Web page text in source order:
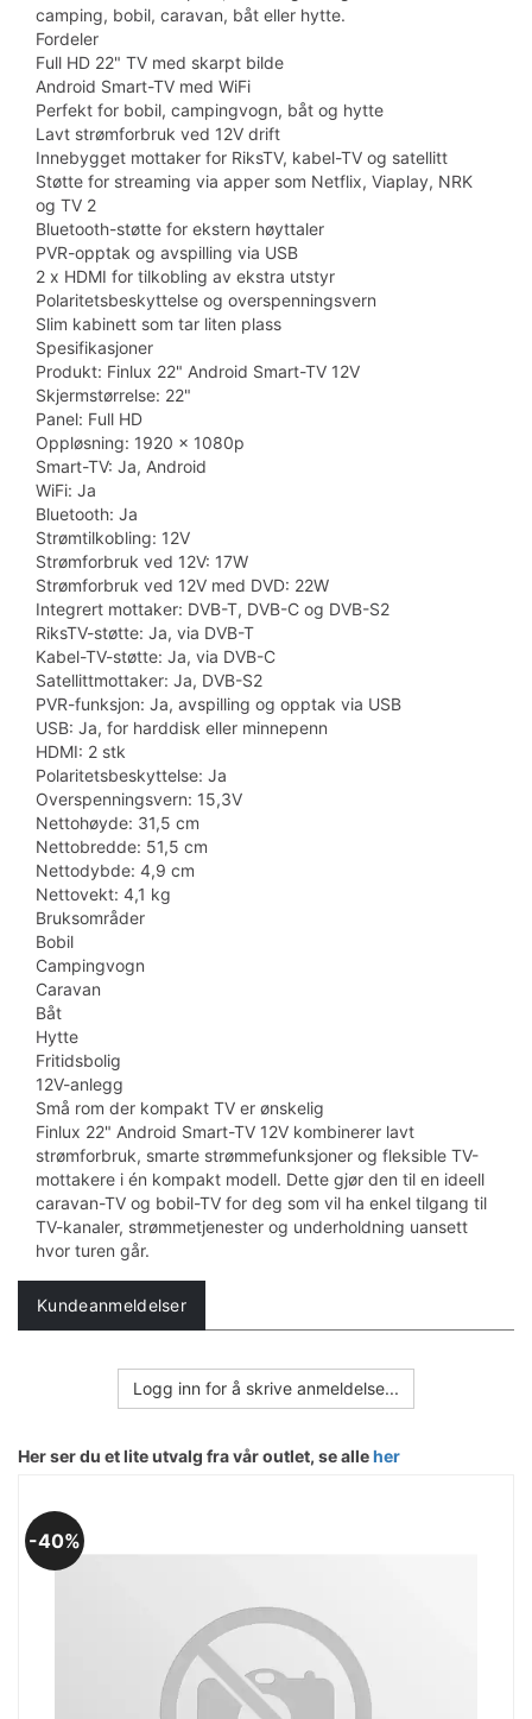
camping, bobil, caravan, båt eller hytte.
Fordeler
Full HD 22" TV med skarpt bilde
Android Smart-TV med WiFi
Perfekt for bobil, campingvogn, båt og hytte
Lavt strømforbruk ved 12V drift
Innebygget mottaker for RiksTV, kabel-TV og satellitt
Støtte for streaming via apper som Netflix, Viaplay, NRK
og TV 2
Bluetooth-støtte for ekstern høyttaler
PVR-opptak og avspilling via USB
2 x HDMI for tilkobling av ekstra utstyr
Polaritetsbeskyttelse og overspenningsvern
Slim kabinett som tar liten plass
Spesifikasjoner
Produkt: Finlux 22" Android Smart-TV 12V
Skjermstørrelse: 22"
Panel: Full HD
Oppløsning: 1920 x 1080p
Smart-TV: Ja, Android
WiFi: Ja
Bluetooth: Ja
Strømtilkobling: 12V
Strømforbruk ved 12V: 17W
Strømforbruk ved 12V med DVD: 22W
Integrert mottaker: DVB-T, DVB-C og DVB-S2
RiksTV-støtte: Ja, via DVB-T
Kabel-TV-støtte: Ja, via DVB-C
Satellittmottaker: Ja, DVB-S2
PVR-funksjon: Ja, avspilling og opptak via USB
USB: Ja, for harddisk eller minnepenn
HDMI: 2 stk
Polaritetsbeskyttelse: Ja
Overspenningsvern: 15,3V
Nettohøyde: 31,5 cm
Nettobredde: 51,5 cm
Nettodybde: 4,9 cm
Nettovekt: 4,1 kg
Bruksområder
Bobil
Campingvogn
Caravan
Båt
Hytte
Fritidsbolig
12V-anlegg
Små rom der kompakt TV er ønskelig
Finlux 22" Android Smart-TV 12V kombinerer lavt
strømforbruk, smarte strømmefunksjoner og fleksible TV-
mottakere i én kompakt modell. Dette gjør den til en ideell
caravan-TV og bobil-TV for deg som vil ha enkel tilgang til
TV-kanaler, strømmetjenester og underholdning uansett
hvor turen går.
Kundeanmeldelser
Logg inn for å skrive anmeldelse...
Her ser du et lite utvalg fra vår outlet, se alleher
40%